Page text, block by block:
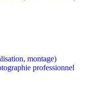
montage)
professionnel